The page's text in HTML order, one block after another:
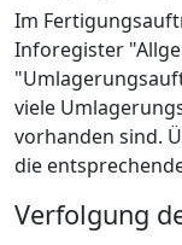
Im
Inforegister
viele
vorhanden sind.
die
Verfolgung